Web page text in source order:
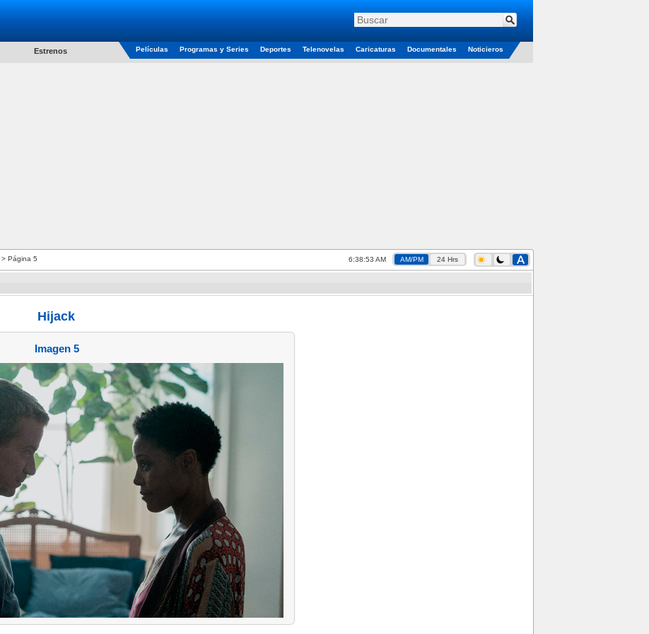
Estrenos Películas Programas y Series Deportes Telenovelas Caricaturas Documentales Noticieros
> Página 5 6:38:53 AM AM/PM 24 Hrs
Hijack
Imagen 5